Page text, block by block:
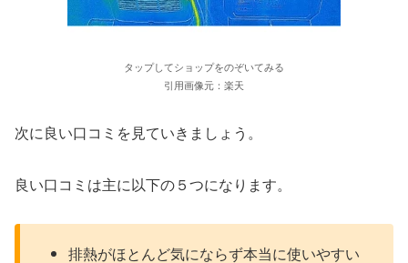
タップしてショップをのぞいてみる
引用画像元：楽天
次に良い口コミを見ていきましょう。
良い口コミは主に以下の５つになります。
排熱がほとんど気にならず本当に使いやすい